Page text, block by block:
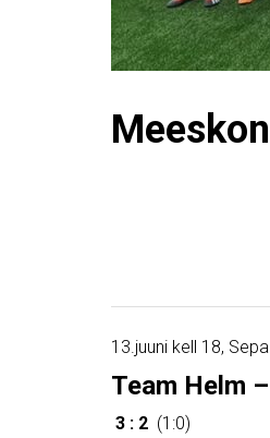
13.juuni kell 18,
Team Helm
3 : 2 (1:0)